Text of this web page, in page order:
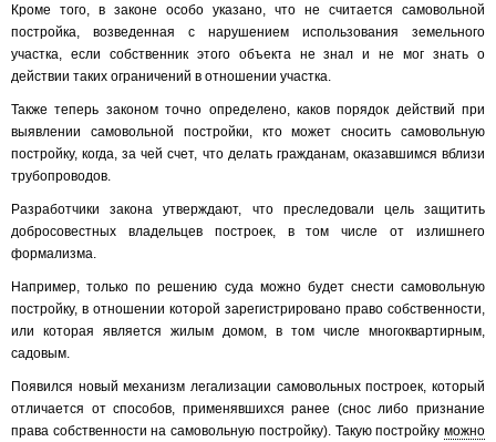
Кроме того, в законе особо указано, что не считается самовольной
постройка, возведенная с нарушением использования земельного
участка, если собственник этого объекта не знал и не мог знать о
действии таких ограничений в отношении участка.
Также теперь законом точно определено, каков порядок действий при
выявлении самовольной постройки, кто может сносить самовольную
постройку, когда, за чей счет, что делать гражданам, оказавшимся вблизи
трубопроводов.
Разработчики закона утверждают, что преследовали цель защитить
добросовестных владельцев построек, в том числе от излишнего
формализма.
Например, только по решению суда можно будет снести самовольную
постройку, в отношении которой зарегистрировано право собственности,
или которая является жилым домом, в том числе многоквартирным,
садовым.
Появился новый механизм легализации самовольных построек, который
отличается от способов, применявшихся ранее (снос либо признание
права собственности на самовольную постройку). Такую постройку можно